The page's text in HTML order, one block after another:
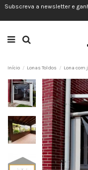
Subscreva a newsletter e
Início Lonas Toldos Lona com